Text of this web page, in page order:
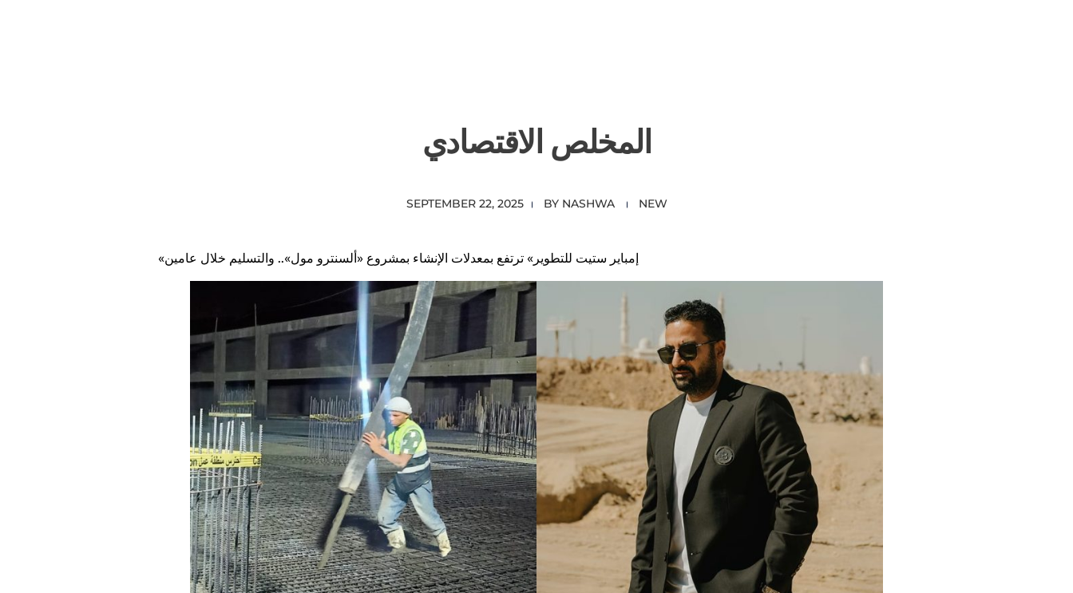
المخلص الاقتصادي
SEPTEMBER 22, 2025 BY NASHWA NEW
«إمباير ستيت للتطوير» ترتفع بمعدلات الإنشاء بمشروع «ألسنترو مول».. والتسليم خلال عامين